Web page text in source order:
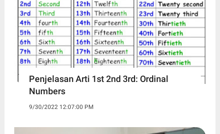
Penjelasan Arti 1st 2nd 3rd: Ordinal
Numbers
9/30/2022 12:07:00 PM